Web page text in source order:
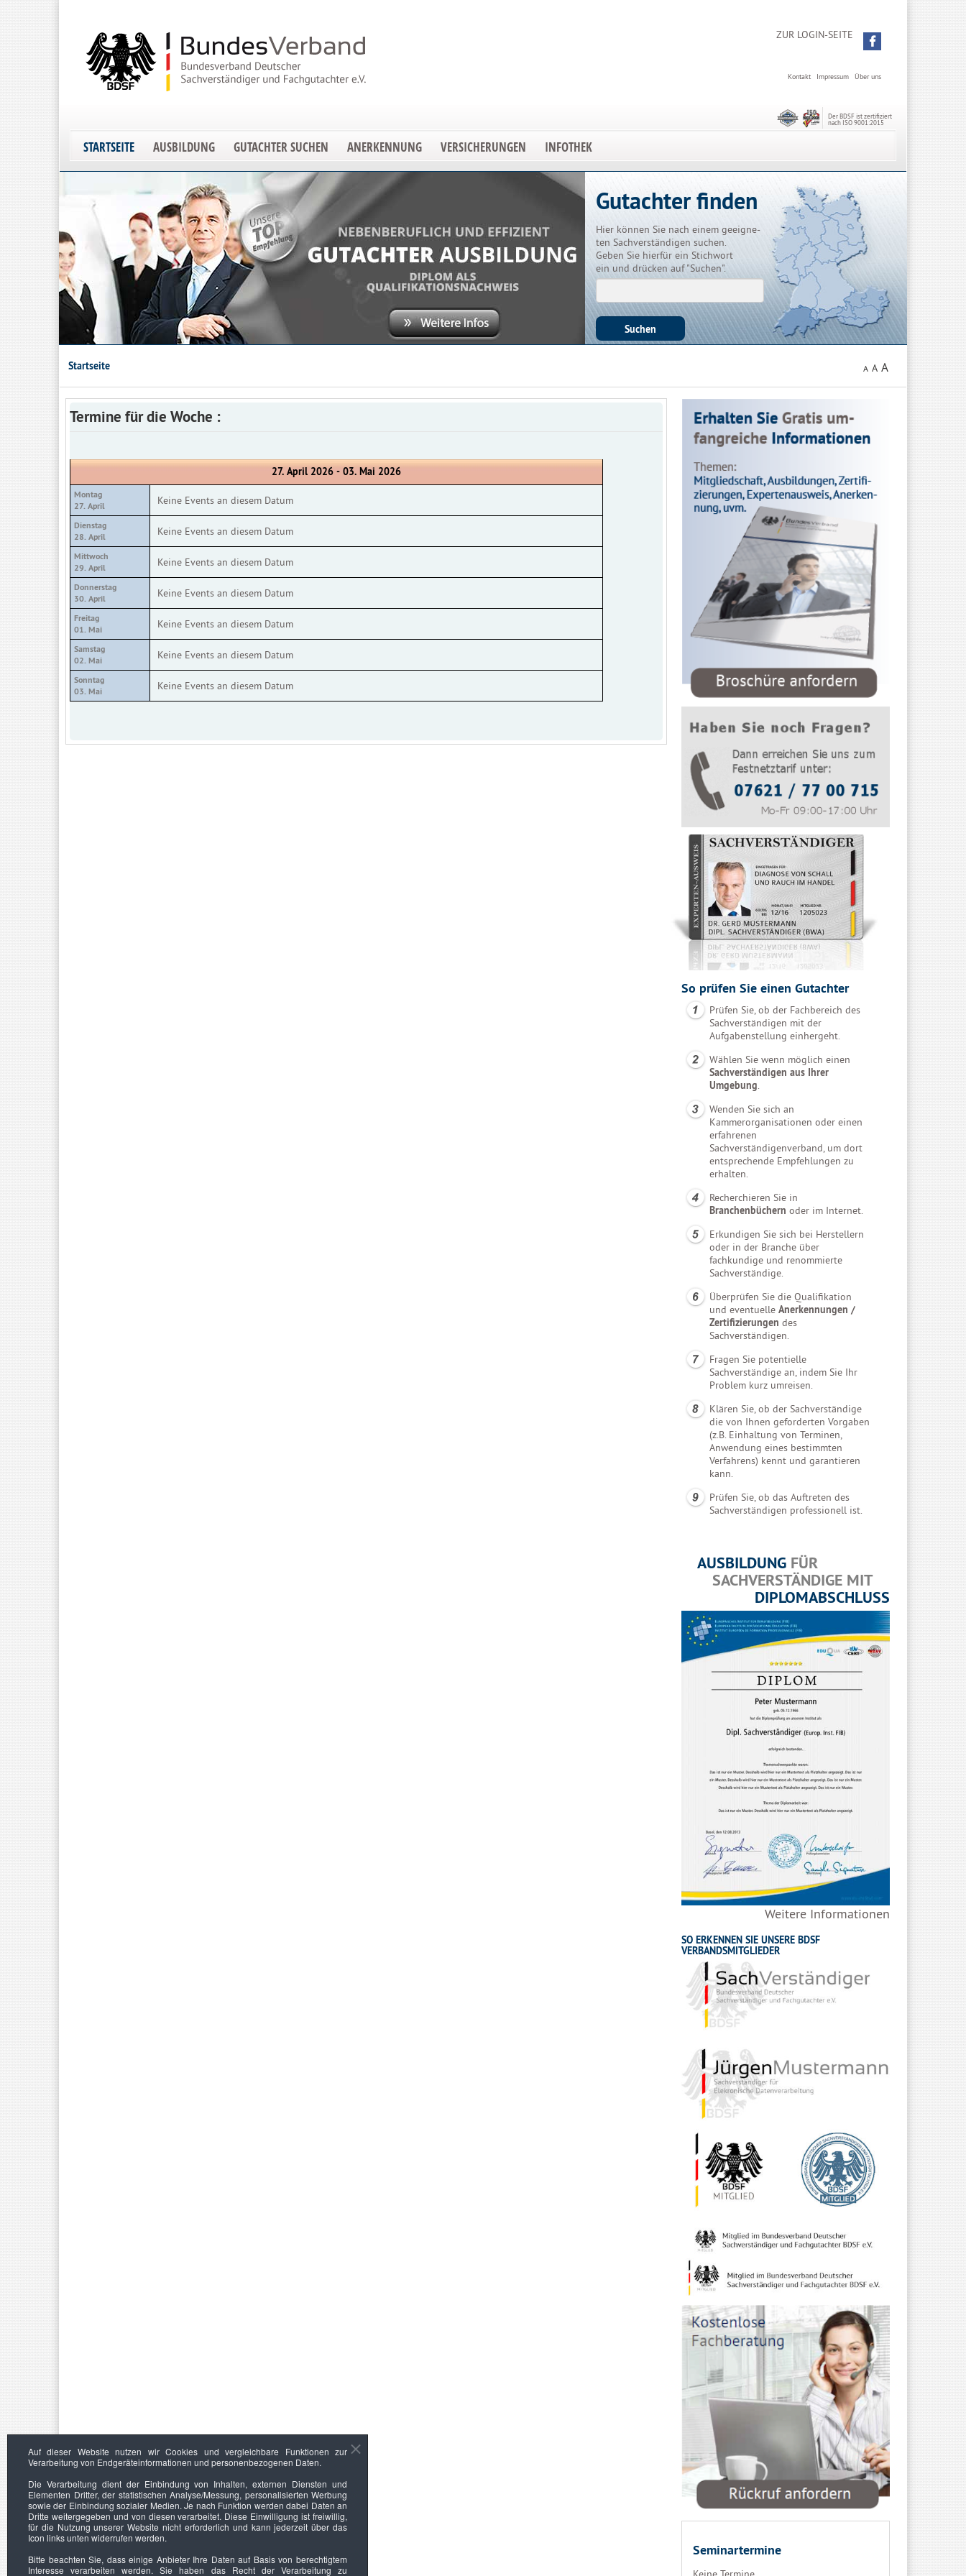
ZUR LOGIN-SEITE
Über uns
Impressum
Kontakt
Der BDSF ist zertifiziert
nach ISO 9001:2015
STARTSEITE AUSBILDUNG GUTACHTER SUCHEN ANERKENNUNG VERSICHERUNGEN INFOTHEK
Gutachter finden
Hier können Sie nach einem geeigne-
ten Sachverständigen suchen.
Geben Sie hierfür ein Stichwort
ein und drücken auf "Suchen".
Startseite A A A
Termine für die Woche :
27. April 2026 - 03. Mai 2026
Montag
27. April
Keine Events an diesem Datum
Dienstag
28. April
Keine Events an diesem Datum
Mittwoch
29. April
Keine Events an diesem Datum
Donnerstag
30. April
Keine Events an diesem Datum
Freitag
01. Mai
Keine Events an diesem Datum
Samstag
02. Mai
Keine Events an diesem Datum
Sonntag
03. Mai
Keine Events an diesem Datum
So prüfen Sie einen Gutachter
Prüfen Sie, ob der Fachbereich des
Sachverständigen mit der
Aufgabenstellung einhergeht.
Wählen Sie wenn möglich einen
Sachverständigen aus Ihrer
Umgebung.
Wenden Sie sich an
Kammerorganisationen oder einen
erfahrenen
Sachverständigenverband, um dort
entsprechende Empfehlungen zu
erhalten.
Recherchieren Sie in
Branchenbüchern oder im Internet.
Erkundigen Sie sich bei Herstellern
oder in der Branche über
fachkundige und renommierte
Sachverständige.
Überprüfen Sie die Qualifikation
und eventuelle Anerkennungen /
Zertifizierungen des
Sachverständigen.
Fragen Sie potentielle
Sachverständige an, indem Sie Ihr
Problem kurz umreisen.
Klären Sie, ob der Sachverständige
die von Ihnen geforderten Vorgaben
(z.B. Einhaltung von Terminen,
Anwendung eines bestimmten
Verfahrens) kennt und garantieren
kann.
Prüfen Sie, ob das Auftreten des
Sachverständigen professionell ist.
AUSBILDUNG FÜR
SACHVERSTÄNDIGE MIT
DIPLOMABSCHLUSS
Weitere Informationen
SO ERKENNEN SIE UNSERE BDSF
VERBANDSMITGLIEDER
Seminartermine
Auf dieser Website nutzen wir Cookies und vergleichbare Funktionen zur
Verarbeitung von Endgeräteinformationen und personenbezogenen Daten.
Die Verarbeitung dient der Einbindung von Inhalten, externen Diensten und
Elementen Dritter, der statistischen Analyse/Messung, personalisierten Werbung
sowie der Einbindung sozialer Medien. Je nach Funktion werden dabei Daten an
Dritte weitergegeben und von diesen verarbeitet. Diese Einwilligung ist freiwillig,
für die Nutzung unserer Website nicht erforderlich und kann jederzeit über das
Icon links unten widerrufen werden.
Bitte beachten Sie, dass einige Anbieter Ihre Daten auf Basis von berechtigtem
Interesse verarbeiten werden. Sie haben das Recht der Verarbeitung zu